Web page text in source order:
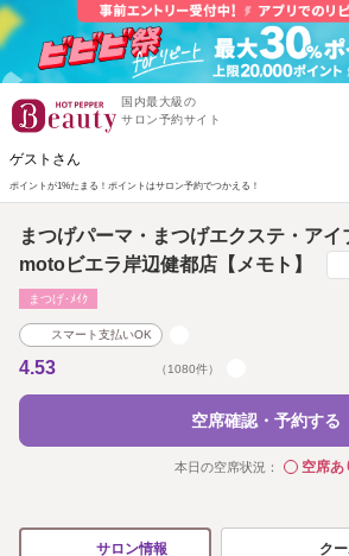
国内最大級の
サロン予約サイト
ゲストさん
ポイントが1%たまる！ ポイントはサロン予約でつかえる！
まつげパーマ・まつげエクステ・ア
motoビエラ岸辺健都店【メモト】
まつげ･ﾒｲｸ
スマート支払いOK
4.53 （1080件）
空席確認・予約する
本日の空席状況： ◯空席あ
サロン情報 ク